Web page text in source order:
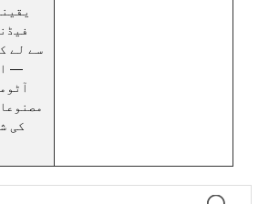
سے لے
—
کی